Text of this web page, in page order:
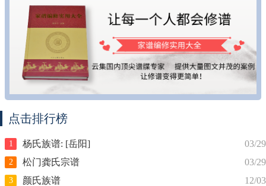
点击排行榜
03/29
1
杨氏族谱: [岳阳]
03/29
2
松门龚氏宗谱
12/03
3
颜氏族谱